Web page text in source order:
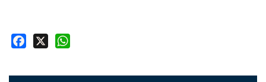
Facebook